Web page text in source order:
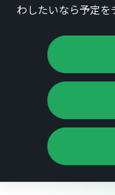
わしたいなら予定を